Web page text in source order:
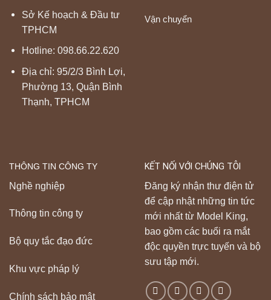
Sở Kế hoạch & Đầu tư
TPHCM
Hotline: 098.66.22.620
Địa chỉ: 95/2/3 Bình Lợi,
Phường 13, Quận Bình
Thạnh, TPHCM
Vận chuyển
THÔNG TIN CÔNG TY
Nghề nghiệp
Thông tin công ty
Bộ quy tắc đạo đức
Khu vực pháp lý
Chính sách bảo mật
KẾT NỐI VỚI CHÚNG TÔI
Đăng ký nhận thư điện tử
để cập nhật những tin tức
mới nhất từ Model King,
bao gồm các buổi ra mắt
độc quyền trực tuyến và bộ
sưu tập mới.